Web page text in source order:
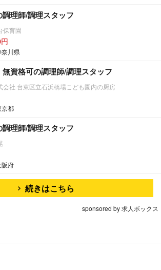
理師/調理スタッフ
保育園
川県
資格可の調理師/調理スタッフ
会社 台東区立石浜橋場こども園内の厨房
京都
理師/調理スタッフ
阪府
続きはこちら
sponsored by 求人ボックス